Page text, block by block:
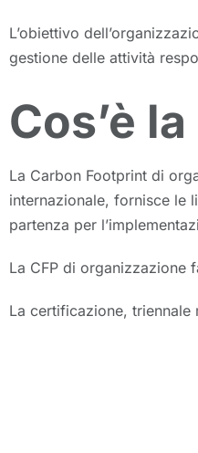
L’obiettivo
gestione delle attività
Cos’è
La Carbon Footprint di
internazionale, fornisce le
partenza per
La CFP di organizzazione
La certificazione,